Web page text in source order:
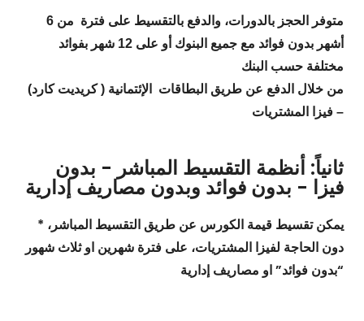
أشهر بدون فوائد مع جميع البنوك أو على 12 شهر بفوائد
مختلفة حسب البنك
من خلال الدفع عن طريق البطاقات الإئتمانية ( كريديت كارد)
– فيزا المشتريات
ثانياً: أنظمة التقسيط المباشر - بدون
فيزا - بدون فوائد وبدون مصاريف إدارية
* يمكن تقسيط قيمة الكورس عن طريق التقسيط المباشر،
دون الحاجة لفيزا المشتريات، على فترة شهرين او ثلاث شهور
“بدون فوائد” او مصاريف إدارية